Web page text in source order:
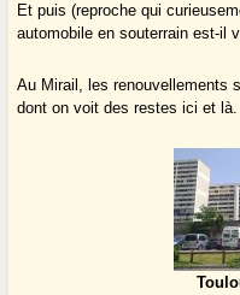
Et puis (reproche qui
automobile en souterrain est-il
Au Mirail, les renouvellements
dont on voit des restes ici et là.